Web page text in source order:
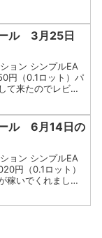
ール 3月25日
ョン シンプルEA
円（0.1ロット）パ
て来たのでレビュ
資します。
ール 6月14日の
ョン シンプルEA
円（0.1ロット）
稼いでくれました